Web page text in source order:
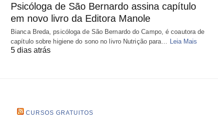
Psicóloga de São Bernardo assina capítulo
em novo livro da Editora Manole
Bianca Breda, psicóloga de São Bernardo do Campo, é coautora de
capítulo sobre higiene do sono no livro Nutrição para…
Leia Mais
5 dias atrás
CURSOS GRATUITOS